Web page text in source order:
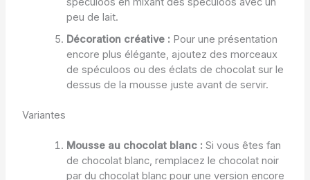
peu de lait.
Décoration créative : Pour une présentation
encore plus élégante, ajoutez des morceaux
de spéculoos ou des éclats de chocolat sur le
dessus de la mousse juste avant de servir.
Variantes
Mousse au chocolat blanc : Si vous êtes fan
de chocolat blanc, remplacez le chocolat noir
par du chocolat blanc pour une version encore